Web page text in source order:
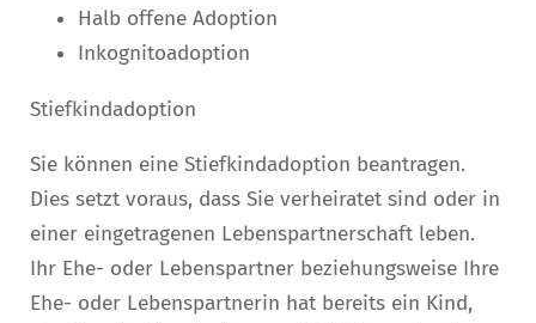
Halb offene Adoption
Inkognitoadoption
Stiefkindadoption
Sie können eine Stiefkindadoption beantragen.
Dies setzt voraus, dass Sie verheiratet sind oder in
einer eingetragenen Lebenspartnerschaft leben.
Ihr Ehe- oder Lebenspartner beziehungsweise Ihre
Ehe- oder Lebenspartnerin hat bereits ein Kind,